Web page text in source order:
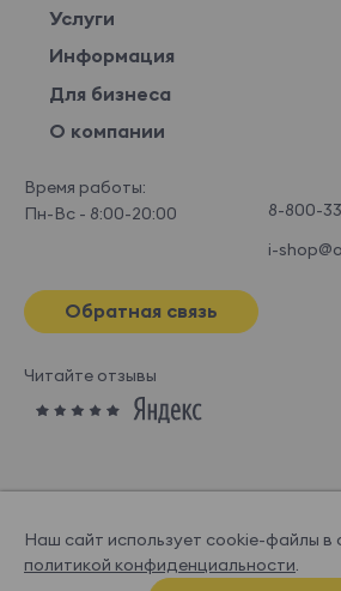
Услуги
Информация
Для бизнеса
О компании
Время работы:
Пн-Вс - 8:00-20:00
8-800-
i-
Обратная связь
Читайте отзывы
© OGOGOHOME, 2026
Наш сайт использует cookie-файлы в
политикой конфиденциальности.